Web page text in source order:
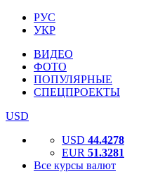
РУС
УКР
ВИДЕО
ФОТО
ПОПУЛЯРНЫЕ
СПЕЦПРОЕКТЫ
USD
USD 44.4278
EUR 51.3281
Все курсы валют